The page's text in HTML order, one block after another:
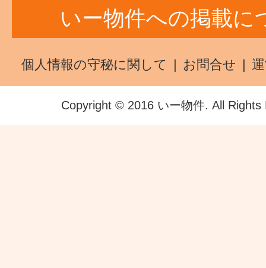
いー物件への掲載に
個人情報の守秘に関して お問合せ
Copyright © 2016 いー物件. All Rights